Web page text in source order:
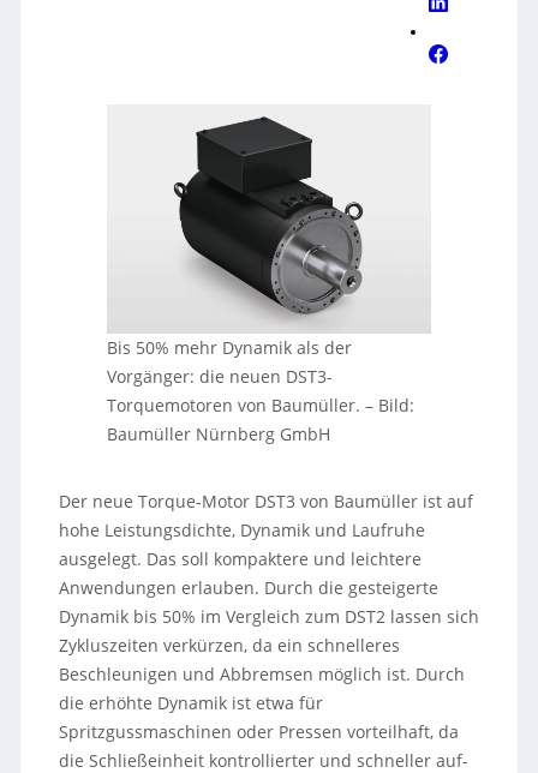
Bis 50% mehr Dynamik als der
Vorgänger: die neuen DST3-
Torquemotoren von Baumüller. – Bild:
Baumüller Nürnberg GmbH
Der neue Torque-Motor DST3 von Baumüller ist auf
hohe Leistungsdichte, Dynamik und Laufruhe
ausgelegt. Das soll kompaktere und leichtere
Anwendungen erlauben. Durch die gesteigerte
Dynamik bis 50% im Vergleich zum DST2 lassen sich
Zykluszeiten verkürzen, da ein schnelleres
Beschleunigen und Abbremsen möglich ist. Durch
die erhöhte Dynamik ist etwa für
Spritzgussmaschinen oder Pressen vorteilhaft, da
die Schließeinheit kontrollierter und schneller auf-